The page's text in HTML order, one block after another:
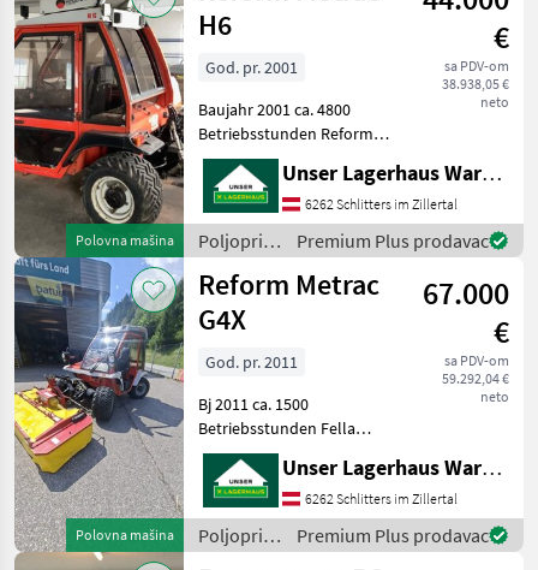
Reform
Polovna mašina
H6
€
sa PDV-om
38.938,05 €
neto
God. pr. 2001
Baujahr 2001 ca. 4800
Betriebsstunden Reform
Bandrechen SIP Kreisler 350
Reform Scheibenmähwerk
2.40 m Poljoprivredni
motorni strojevi
Dvoosovinske kosilice
Unser Lagerhaus Warenhandelsges.m.b.H.
6262 Schlitters im Zillertal
Poljoprivredni
motorni
strojevi /
Reform
Premium Plus prodavac
Polovna mašina
Reform Metrac
G4X
67.000
€
sa PDV-om
59.292,04 €
neto
God. pr. 2011
Bj 2011 ca. 1500
Betriebsstunden Fella
Mähwerk 2.10 m ohne GW
Informieren Sie sich bitte
vor Fahrt-Antritt
telefonisch, ob die von
Ihnen angefragte Maschine
Unser Lagerhaus Warenhandelsges.m.b.H.
6262 Schlitters im Zillertal
Poljoprivredni
motorni
Premium Plus prodavac